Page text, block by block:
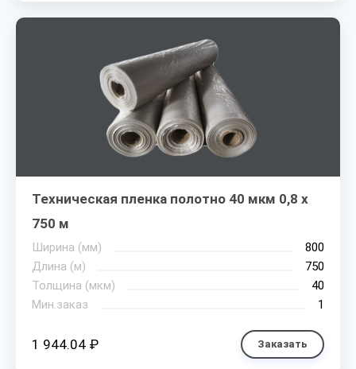
Техническая пленка полотно 40 мкм 0,8 х
750 м
Ширина (мм)
800
Длина (м)
750
Толщина (мкм)
40
Мин.заказ
1
1 944.04 ₽ Заказать